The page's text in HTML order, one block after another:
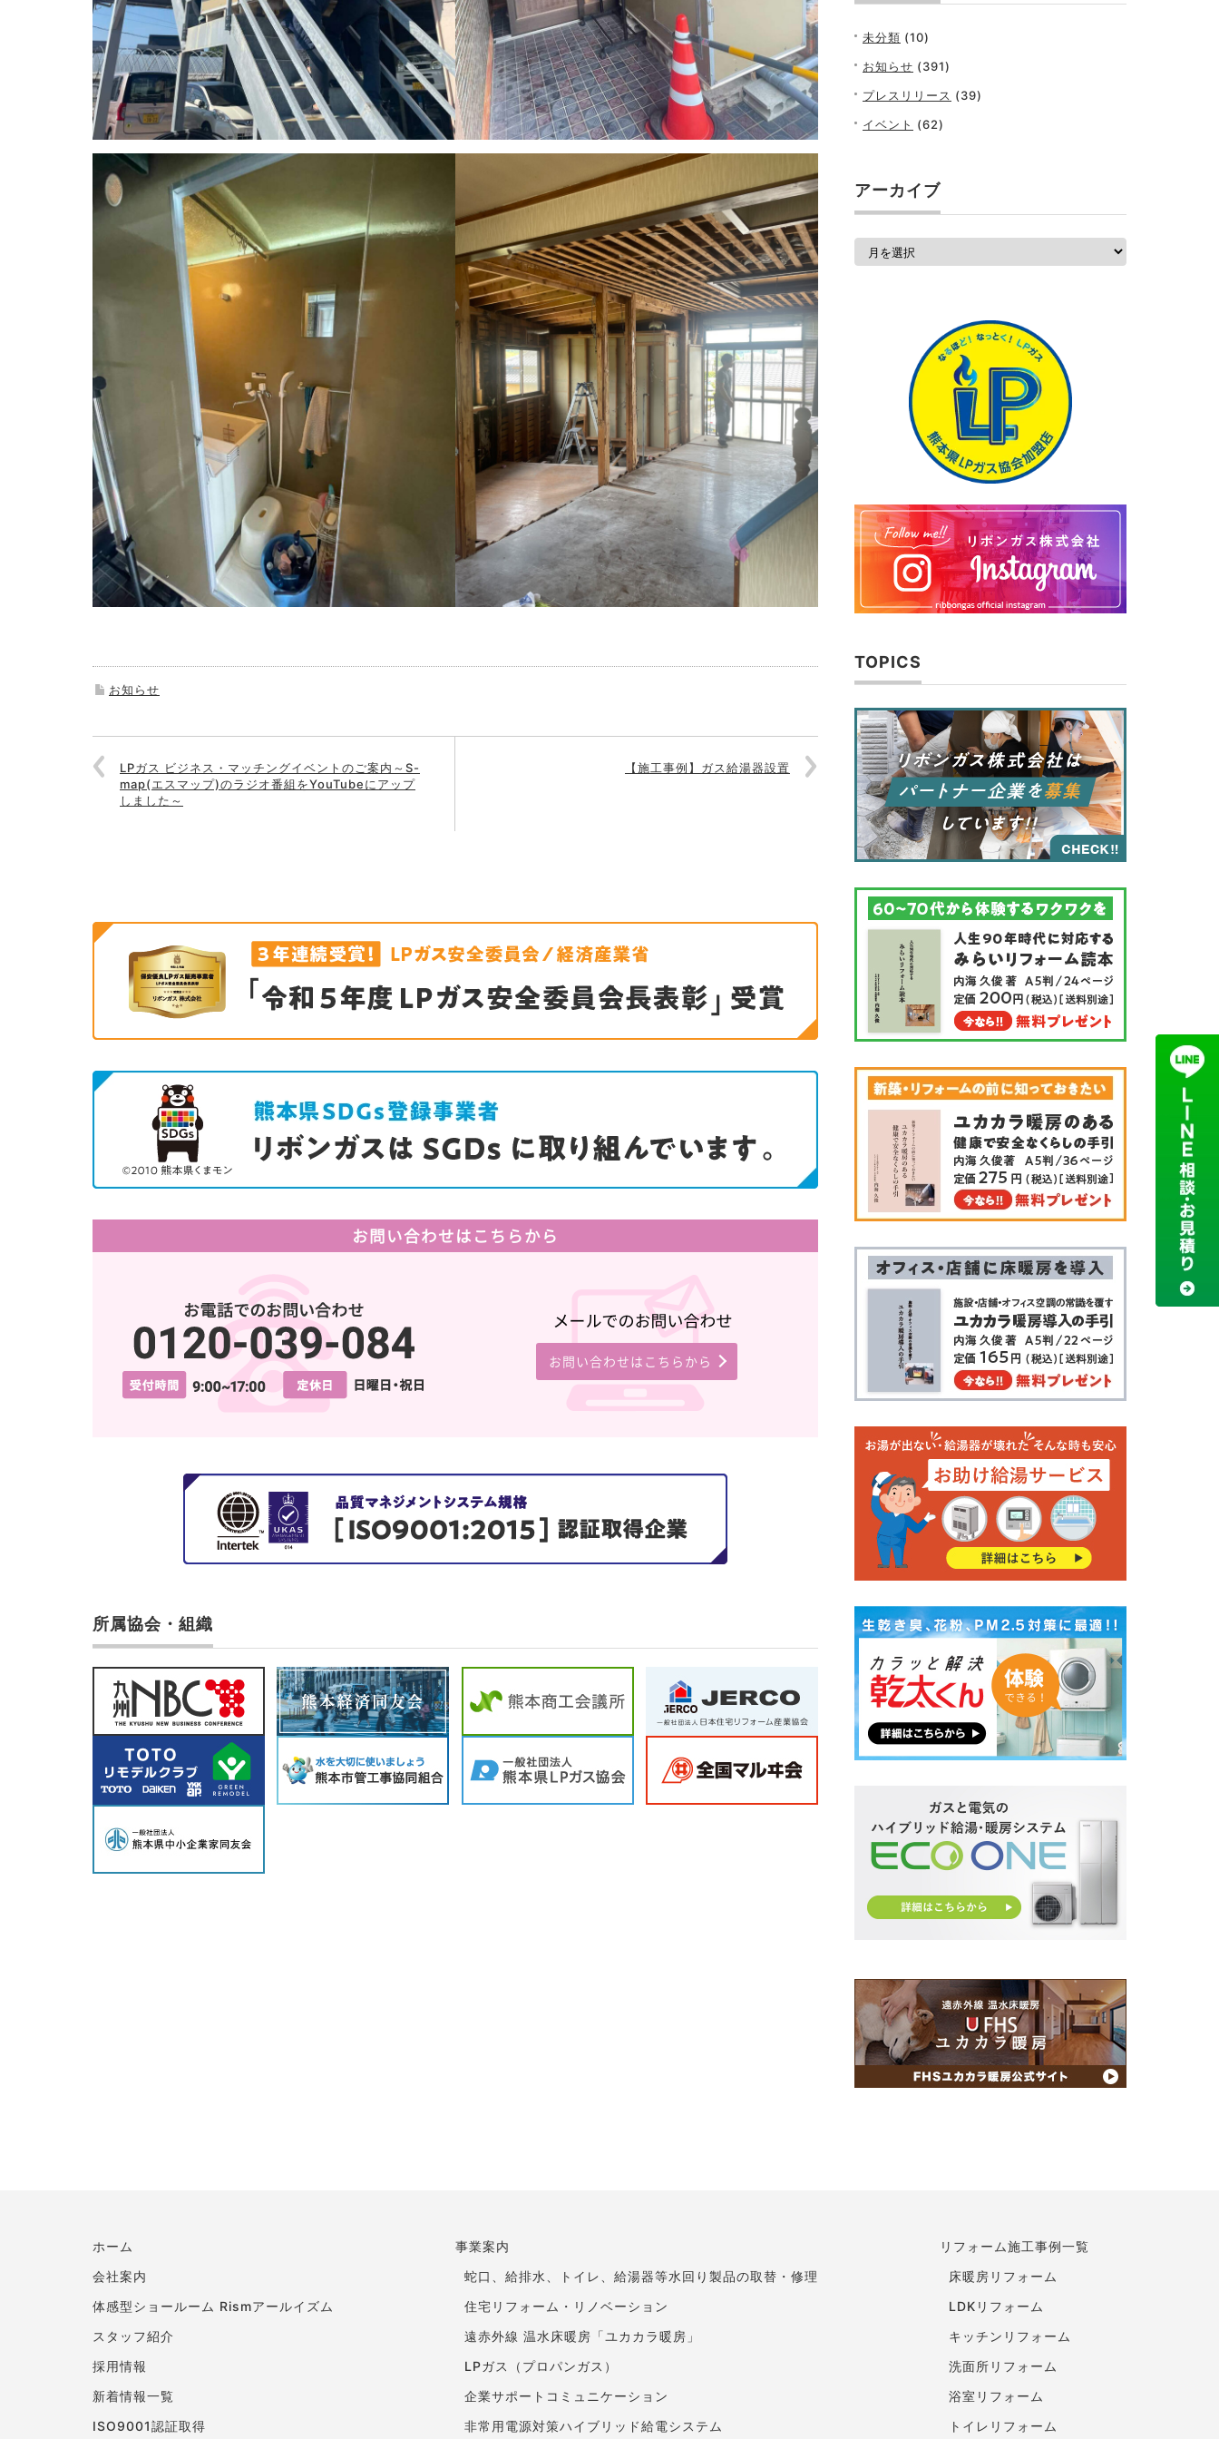
お知らせ
LPガス ビジネス・マッチングイベントのご案内～S-
map(エスマップ)のラジオ番組をYouTubeにアップ
しました～
【施工事例】ガス給湯器設置
お問い合わせはこちらから
お問い合わせはこちらから
所属協会・組織
未分類 (10)
お知らせ (391)
プレスリリース (39)
イベント (62)
アーカイブ
ア
TOPICS
ホーム
会社案内
体感型ショールーム Rismアールイズム
スタッフ紹介
採用情報
新着情報一覧
ISO9001認証取得
事業案内
蛇口、給排水、トイレ、給湯器等水回り製品の取替・修理
住宅リフォーム・リノベーション
遠赤外線 温水床暖房「ユカカラ暖房」
LPガス（プロパンガス）
企業サポートコミュニケーション
非常用電源対策ハイブリッド給電システム
リフォーム施工事例一覧
床暖房リフォーム
LDKリフォーム
キッチンリフォーム
洗面所リフォーム
浴室リフォーム
トイレリフォーム